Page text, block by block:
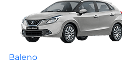
Baleno